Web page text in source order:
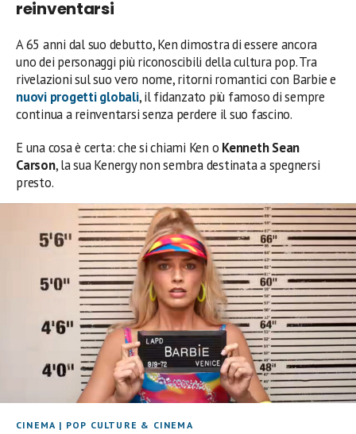
reinventarsi
A 65 anni dal suo debutto, Ken dimostra di essere ancora
uno dei personaggi più riconoscibili della cultura pop. Tra
rivelazioni sul suo vero nome, ritorni romantici con Barbie e
nuovi progetti globali, il fidanzato più famoso di sempre
continua a reinventarsi senza perdere il suo fascino.
E una cosa è certa: che si chiami Ken o Kenneth Sean
Carson, la sua Kenergy non sembra destinata a spegnersi
presto.
CINEMA | POP CULTURE & CINEMA